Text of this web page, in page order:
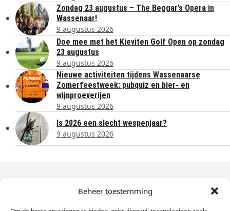
Beheer toestemming
Zondag 23 augustus – The Beggar’s Opera in
Wassenaar!
9 augustus 2026
Doe mee met het Kieviten Golf Open op zondag
23 augustus
9 augustus 2026
Nieuwe activiteiten tijdens Wassenaarse
Zomerfeestweek: pubquiz en bier- en
wijnproeverijen
9 augustus 2026
Is 2026 een slecht wespenjaar?
9 augustus 2026
Dagelijks het laatste nieuws in je e-mail?